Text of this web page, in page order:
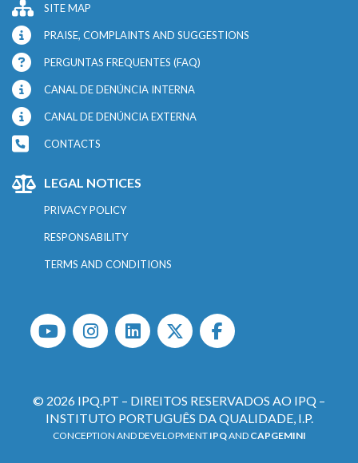
SITE MAP
PRAISE, COMPLAINTS AND SUGGESTIONS
PERGUNTAS FREQUENTES (FAQ)
CANAL DE DENÚNCIA INTERNA
CANAL DE DENÚNCIA EXTERNA
CONTACTS
LEGAL NOTICES
PRIVACY POLICY
RESPONSABILITY
TERMS AND CONDITIONS
© 2026 IPQ.PT – DIREITOS RESERVADOS AO IPQ –
INSTITUTO PORTUGUÊS DA QUALIDADE, I.P.
CONCEPTION AND DEVELOPMENT IPQAND CAPGEMINI